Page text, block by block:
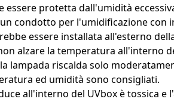
essere protetta dall'umidità
condotto per l'umidificazione
essere installata all'esterno
alzare la temperatura all'interno
lampada riscalda solo
ed umidità sono consigliati.
all'interno del UVbox è tossica